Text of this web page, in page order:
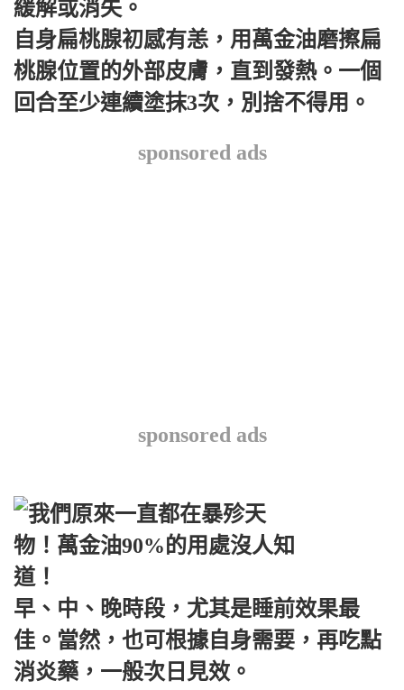
緩解或消失。
自身扁桃腺初感有恙，用萬金油磨擦扁
桃腺位置的外部皮膚，直到發熱。一個
回合至少連續塗抹3次，別捨不得用。
sponsored ads
sponsored ads
早、中、晚時段，尤其是睡前效果最
佳。當然，也可根據自身需要，再吃點
消炎藥，一般次日見效。